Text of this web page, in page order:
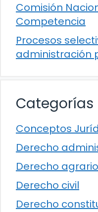
Comisión
Competencia
Procesos
administración
Categorías
Conceptos
Derecho
Derecho agrario
Derecho civil
Derecho